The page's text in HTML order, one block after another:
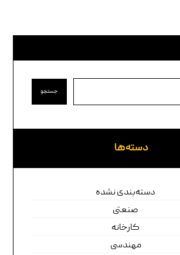
جستجو
دسته‌ها
دسته‌بندی نشده
صنعتی
کارخانه
مهندسی